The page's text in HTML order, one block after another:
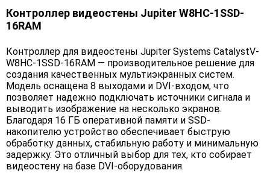
Контроллер видеостены Jupiter W8HC-1SSD-
16RAM
Контроллер для видеостены Jupiter Systems CatalystV-
W8HC-1SSD-16RAM — производительное решение для
создания качественных мультиэкранных систем.
Модель оснащена 8 выходами и DVI-входом, что
позволяет надежно подключать источники сигнала и
выводить изображение на несколько экранов.
Благодаря 16 ГБ оперативной памяти и SSD-
накопителю устройство обеспечивает быструю
обработку данных, стабильную работу и минимальную
задержку. Это отличный выбор для тех, кто собирает
видеостену на базе DVI-оборудования.